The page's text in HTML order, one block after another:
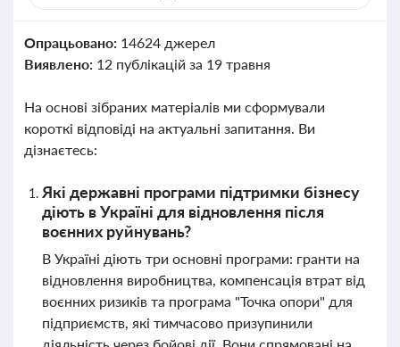
Опрацьовано: 14624 джерел
Виявлено: 12 публікацій за 19 травня
На основі зібраних матеріалів ми сформували
короткі відповіді на актуальні запитання. Ви
дізнаєтесь:
Які державні програми підтримки бізнесу
діють в Україні для відновлення після
воєнних руйнувань?
В Україні діють три основні програми: гранти на
відновлення виробництва, компенсація втрат від
воєнних ризиків та програма "Точка опори" для
підприємств, які тимчасово призупинили